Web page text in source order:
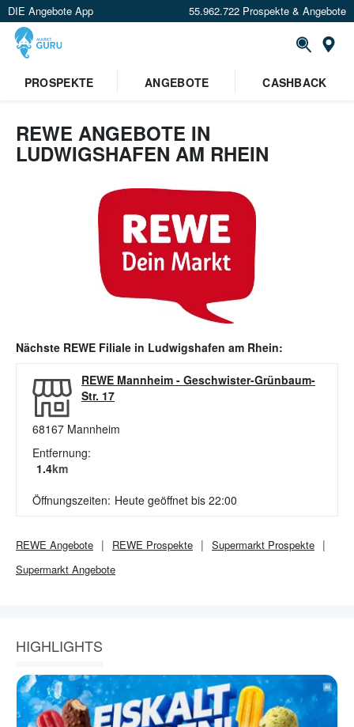
DIE Angebote App 55.962.722 Prospekte & Angebote
PROSPEKTE
ANGEBOTE CASHBACK
REWE ANGEBOTE IN
LUDWIGSHAFEN AM RHEIN
Nächste REWE Filiale in Ludwigshafen am Rhein:
REWE Mannheim - Geschwister-Grünbaum-
Str. 17
68167 Mannheim
Entfernung:
1.4km
Öffnungszeiten: Heute geöffnet bis 22:00
REWE Angebote REWE Prospekte Supermarkt Prospekte
Supermarkt Angebote
HIGHLIGHTS